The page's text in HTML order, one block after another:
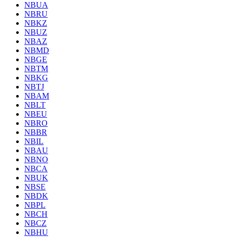
NBUA
NBRU
NBKZ
NBUZ
NBAZ
NBMD
NBGE
NBTM
NBKG
NBTJ
NBAM
NBLT
NBEU
NBRO
NBBR
NBIL
NBAU
NBNO
NBCA
NBUK
NBSE
NBDK
NBPL
NBCH
NBCZ
NBHU